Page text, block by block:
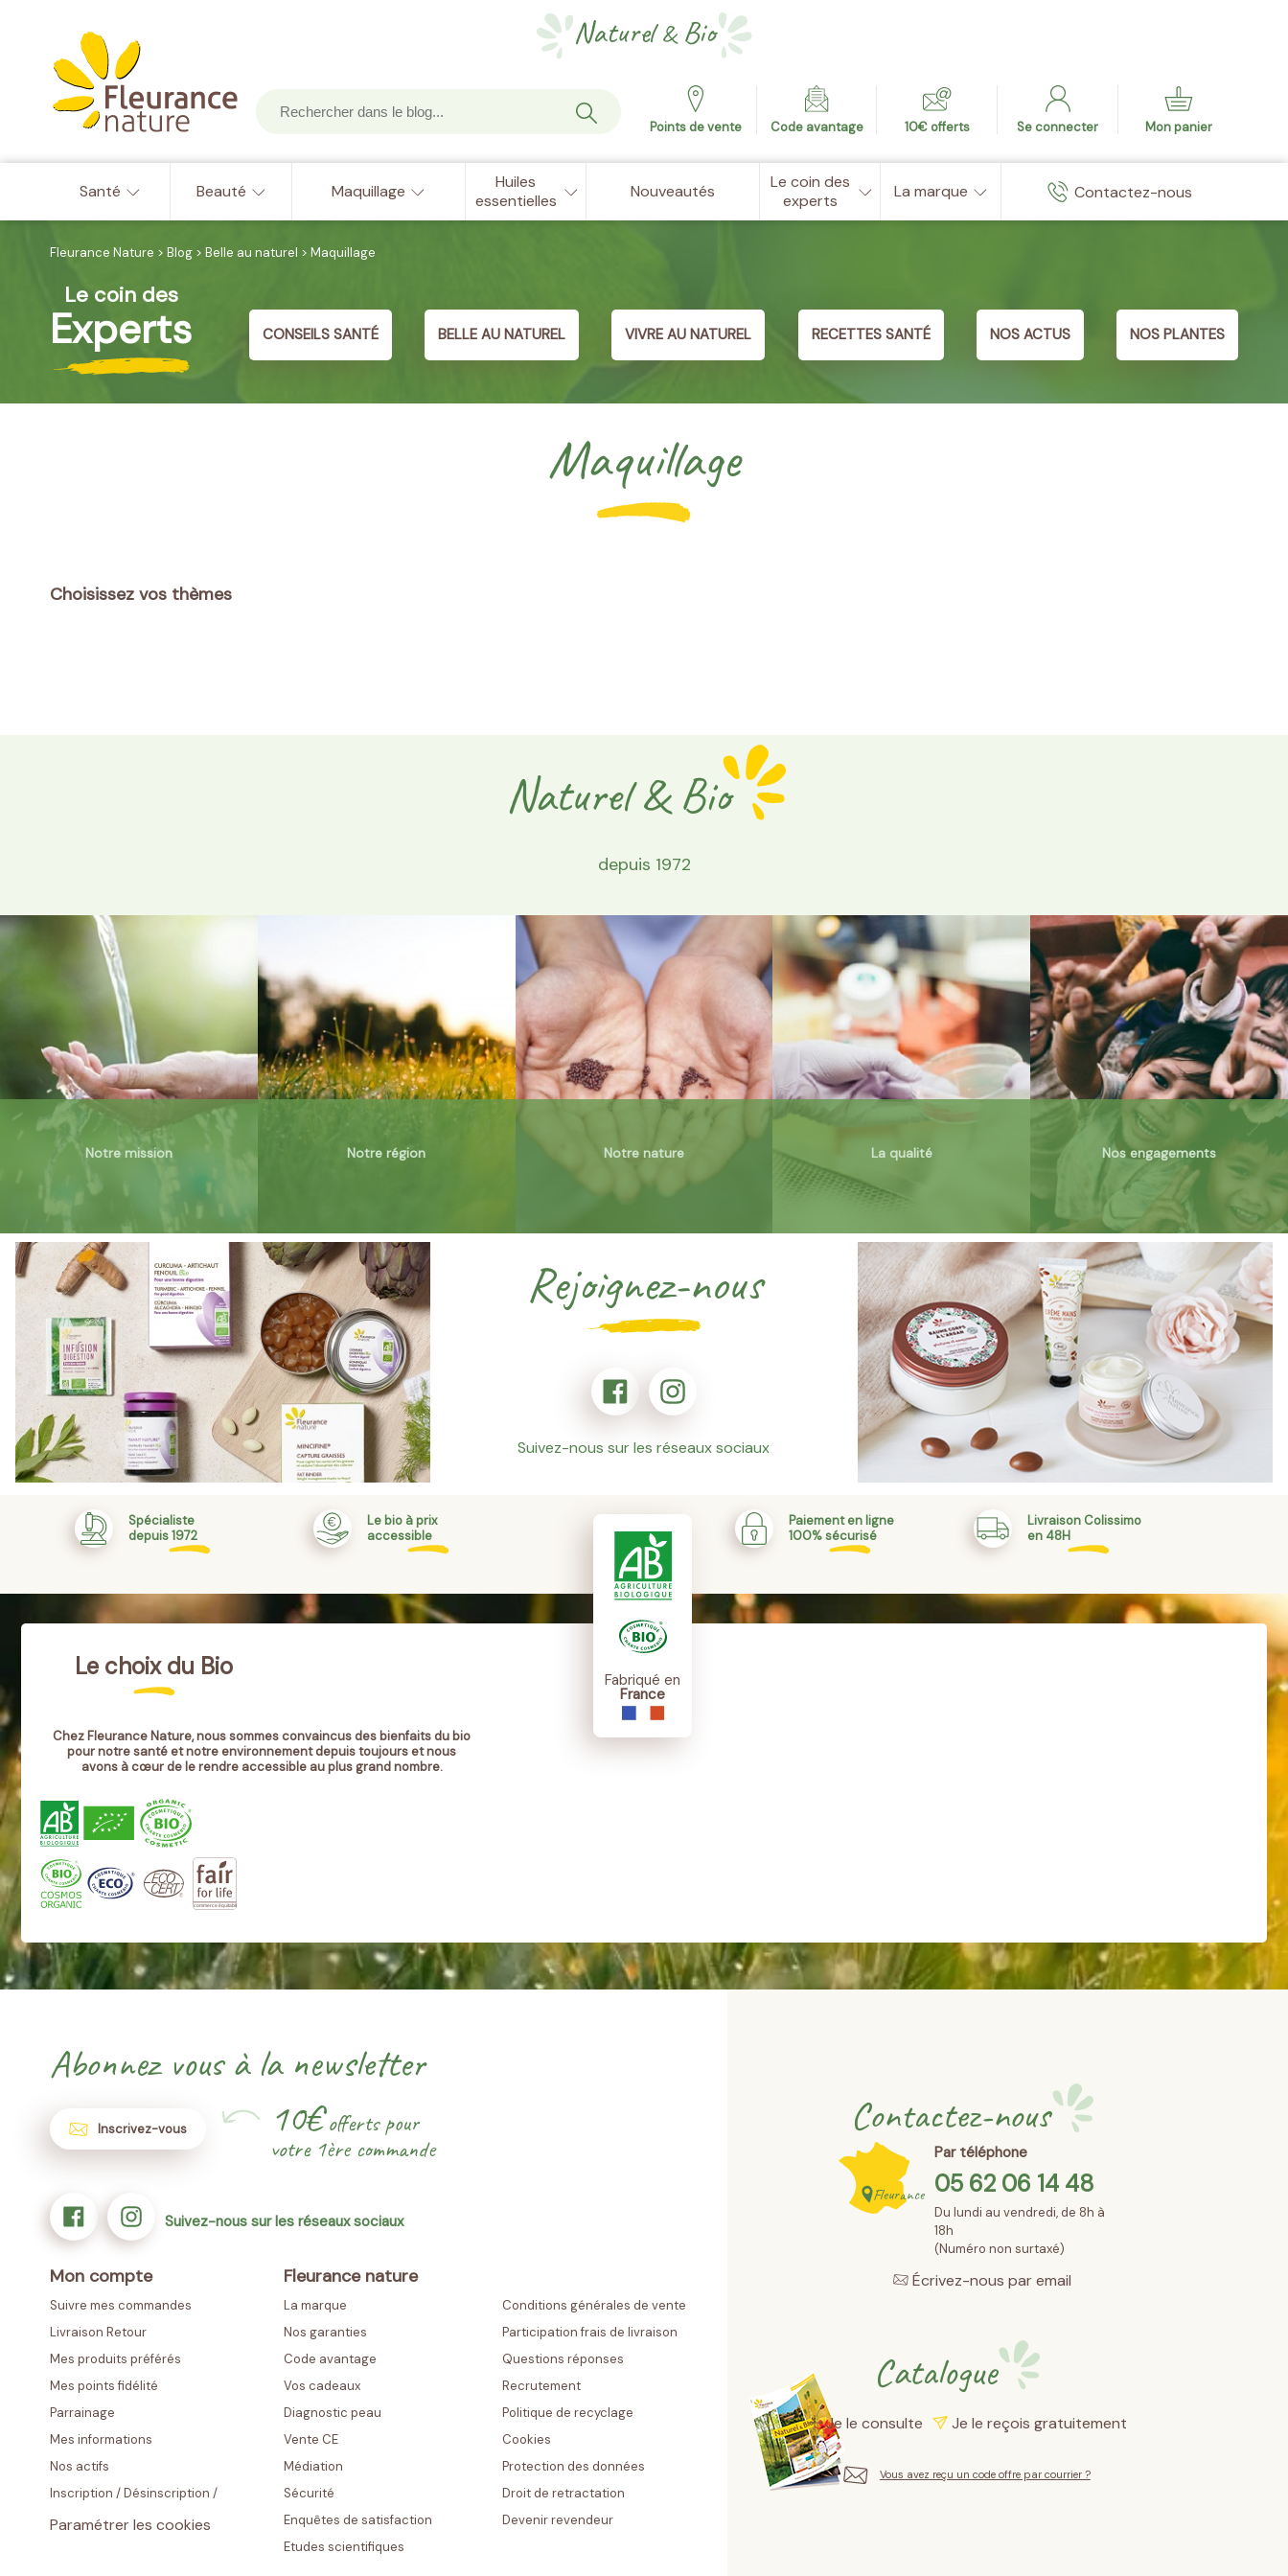
Naturel&Bio
Points de vente Code avantage 10€ offerts Se connecter Mon panier
Santé Beauté Maquillage
Huiles
essentielles
Nouveautés
Le coin des
experts
La marque Contactez-nous
Fleurance Nature > Blog > Belle au naturel > Maquillage
Le coin des
Experts CONSEILS SANTÉ BELLE AU NATUREL VIVRE AU NATUREL RECETTES SANTÉ NOS ACTUS NOS PLANTES
Maquillage
Choisissez vos thèmes
Naturel & Bio
depuis 1972
Notre mission Notre région Notre nature La qualité Nos engagements
Rejoignez-nous
Suivez-nous sur les réseaux sociaux
Fabriqué en
France
Spécialiste
depuis 1972
Le bio à prix
accessible
Paiement en ligne
100% sécurisé
Livraison Colissimo
en 48H
Le choix du Bio
Chez Fleurance Nature, nous sommes convaincus des bienfaits du bio
pour notre santé et notre environnement depuis toujours et nous
avons à cœur de le rendre accessible au plus grand nombre.
Abonnez vous à la newsletter
Inscrivez-vous 10€offerts pour
votre 1ère commande
Suivez-nous sur les réseaux sociaux
Mon compte
Suivre mes commandes
Livraison Retour
Mes produits préférés
Mes points fidélité
Parrainage
Mes informations
Nos actifs
Inscription /Désinscription /
Paramétrer les cookies
Fleurance nature
La marque
Nos garanties
Code avantage
Vos cadeaux
Diagnostic peau
Vente CE
Médiation
Sécurité
Enquêtes de satisfaction
Etudes scientifiques
Conditions générales de vente
Participation frais de livraison
Questions réponses
Recrutement
Politique de recyclage
Cookies
Protection des données
Droit de retractation
Devenir revendeur
Contactez-nous
Fleurance
Par téléphone
05 62 06 14 48
Du lundi au vendredi, de 8h à
18h
(Numéro non surtaxé)
Écrivez-nous par email
Catalogue
Je le consulte Je le reçois gratuitement
Vous avez reçu un code offre par courrier ?